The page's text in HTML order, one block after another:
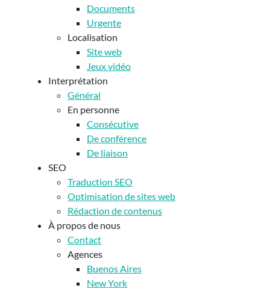
Documents
Urgente
Localisation
Site web
Jeux vidéo
Interprétation
Général
En personne
Consécutive
De conférence
De liaison
SEO
Traduction SEO
Optimisation de sites web
Rédaction de contenus
À propos de nous
Contact
Agences
Buenos Aires
New York